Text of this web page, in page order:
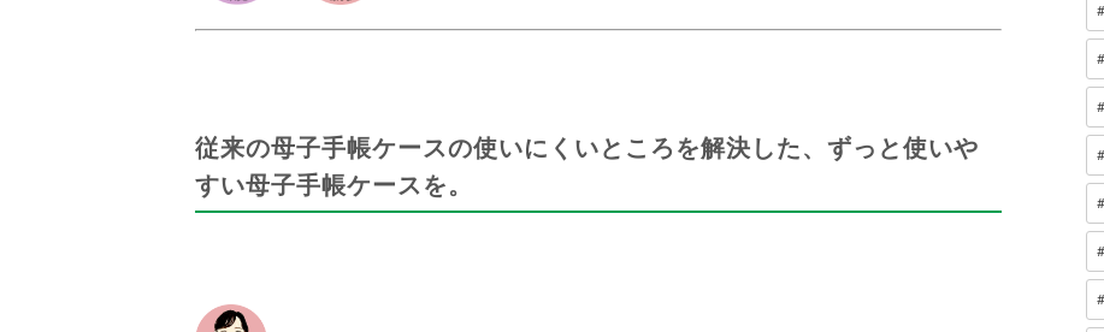
従来の母子手帳ケースの使いにくいところを解決した、ずっと使いや
すい母子手帳ケースを。